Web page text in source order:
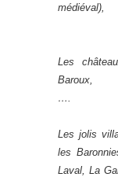
Les
Baroux,
Les jolis
les
Laval, La